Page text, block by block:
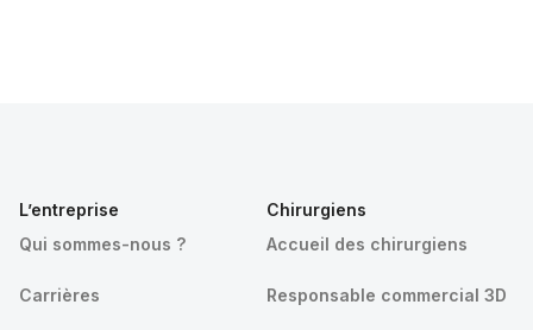
L’entreprise
Qui sommes-nous ?
Carrières
Chirurgiens
Accueil des chirurgiens
Responsable commercial 3D